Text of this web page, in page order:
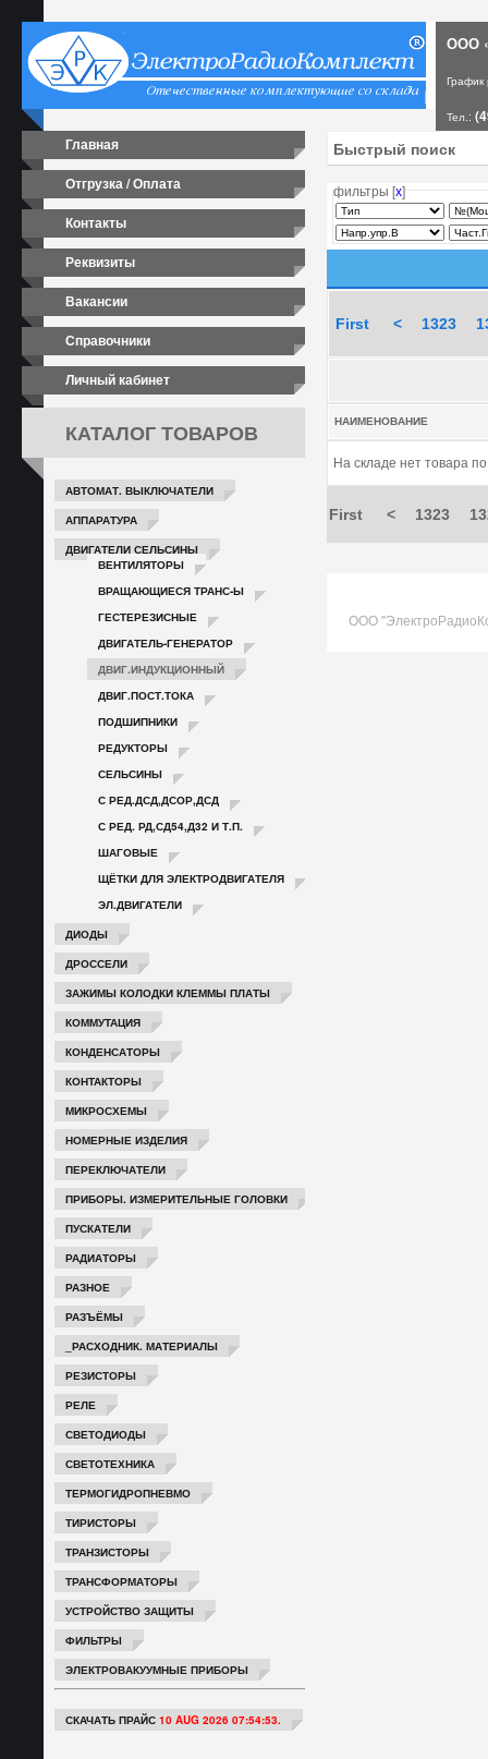
ООО
Тел.:
Главная
Отгрузка / Оплата
Контакты
Реквизиты
Вакансии
Справочники
Личный кабинет
КАТАЛОГ ТОВАРОВ
АВТОМАТ. ВЫКЛЮЧАТЕЛИ
АППАРАТУРА
ДВИГАТЕЛИ СЕЛЬСИНЫ
ВЕНТИЛЯТОРЫ
ВРАЩАЮЩИЕСЯ ТРАНС-Ы
ГЕСТЕРЕЗИСНЫЕ
ДВИГАТЕЛЬ-ГЕНЕРАТОР
ДВИГ.ИНДУКЦИОННЫЙ
ДВИГ.ПОСТ.ТОКА
ПОДШИПНИКИ
РЕДУКТОРЫ
СЕЛЬСИНЫ
С РЕД.ДСД,ДСОР,ДСД
С РЕД. РД,СД54,Д32 И Т.П.
ШАГОВЫЕ
ЩЁТКИ ДЛЯ ЭЛЕКТРОДВИГАТЕЛЯ
ЭЛ.ДВИГАТЕЛИ
ДИОДЫ
ДРОССЕЛИ
ЗАЖИМЫ КОЛОДКИ КЛЕММЫ ПЛАТЫ
КОММУТАЦИЯ
КОНДЕНСАТОРЫ
КОНТАКТОРЫ
МИКРОСХЕМЫ
НОМЕРНЫЕ ИЗДЕЛИЯ
ПЕРЕКЛЮЧАТЕЛИ
ПРИБОРЫ. ИЗМЕРИТЕЛЬНЫЕ ГОЛОВКИ
ПУСКАТЕЛИ
РАДИАТОРЫ
РАЗНОЕ
РАЗЪЁМЫ
_РАСХОДНИК. МАТЕРИАЛЫ
РЕЗИСТОРЫ
РЕЛЕ
СВЕТОДИОДЫ
СВЕТОТЕХНИКА
ТЕРМОГИДРОПНЕВМО
ТИРИСТОРЫ
ТРАНЗИСТОРЫ
ТРАНСФОРМАТОРЫ
УСТРОЙСТВО ЗАЩИТЫ
ФИЛЬТРЫ
ЭЛЕКТРОВАКУУМНЫЕ ПРИБОРЫ
СКАЧАТЬ ПРАЙС 10 AUG 2026 07:54:53.
фильтры [х]
First < 1323
НАИМЕНОВАНИЕ
На складе нет товара
First < 1323
ООО